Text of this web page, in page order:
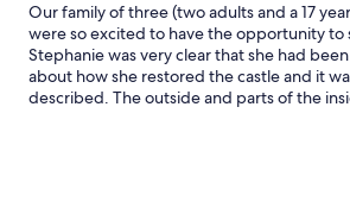
Our family of three (two adults and a 17
were so excited to have the opportunity to
Stephanie was very clear that she had
about how she restored the castle and it
described. The outside and parts of the